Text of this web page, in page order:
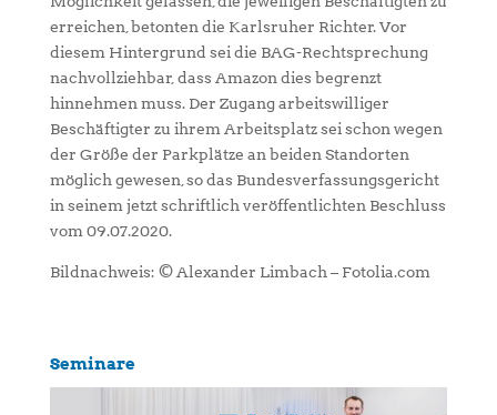
erreichen, betonten die Karlsruher Richter. Vor
diesem Hintergrund sei die BAG-Rechtsprechung
nachvollziehbar, dass Amazon dies begrenzt
hinnehmen muss. Der Zugang arbeitswilliger
Beschäftigter zu ihrem Arbeitsplatz sei schon wegen
der Größe der Parkplätze an beiden Standorten
möglich gewesen, so das Bundesverfassungsgericht
in seinem jetzt schriftlich veröffentlichten Beschluss
vom 09.07.2020.
Bildnachweis: © Alexander Limbach – Fotolia.com
Seminare